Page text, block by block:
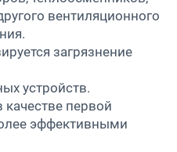
вентиляционного
загрязнение
устройств.
качестве первой
эффективными